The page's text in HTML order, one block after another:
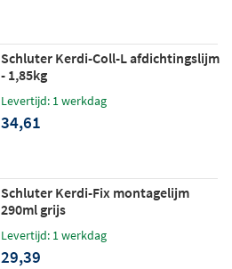
Schluter Kerdi-Coll-L afdichtingslijm
- 1,85kg
Levertijd: 1 werkdag
34,61
Schluter Kerdi-Fix montagelijm
290ml grijs
Levertijd: 1 werkdag
29,39